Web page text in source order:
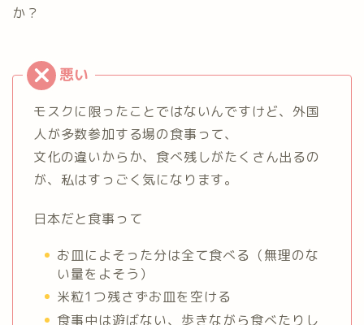
か？
モスクに限ったことではないんですけど、外国
人が多数参加する場の食事って、
文化の違いからか、食べ残しがたくさん出るの
が、私はすっごく気になります。
日本だと食事って
お皿によそった分は全て食べる（無理のな
い量をよそう）
米粒1つ残さずお皿を空ける
食事中は遊ばない、歩きながら食べたりし